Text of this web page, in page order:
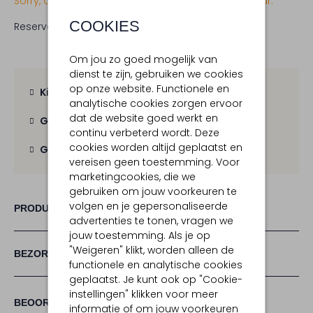
COOKIES
Om jou zo goed mogelijk van
dienst te zijn, gebruiken we cookies
op onze website. Functionele en
analytische cookies zorgen ervoor
dat de website goed werkt en
continu verbeterd wordt. Deze
cookies worden altijd geplaatst en
vereisen geen toestemming. Voor
marketingcookies, die we
gebruiken om jouw voorkeuren te
volgen en je gepersonaliseerde
advertenties te tonen, vragen we
jouw toestemming. Als je op
"Weigeren" klikt, worden alleen de
functionele en analytische cookies
geplaatst. Je kunt ook op "Cookie-
instellingen" klikken voor meer
informatie of om jouw voorkeuren
Reserveer direct in een van onze 19 boutiques
Kies zelf je bezorgmoment
Gratis verzendingvanaf € 100,-
Gratis retour binnen 30 dagen
PRODUCT INFORMATIE
BEOORDELINGEN (1) 5/5
1
5
BEZORGEN & RETOURNEREN